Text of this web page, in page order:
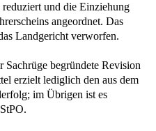
und die Einziehung
angeordnet. Das
Landgericht verworfen.
begründete Revision
erzielt lediglich den aus dem
im Übrigen ist es